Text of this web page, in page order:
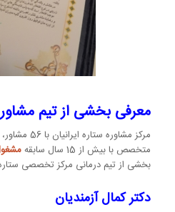
معرفی بخشی از تیم
مرکز مشاوره
متخصص با بیش از 15 سال سابقه
بخشی از تیم درمانی مرکز تخصصی
دکتر کمال آزمندیان